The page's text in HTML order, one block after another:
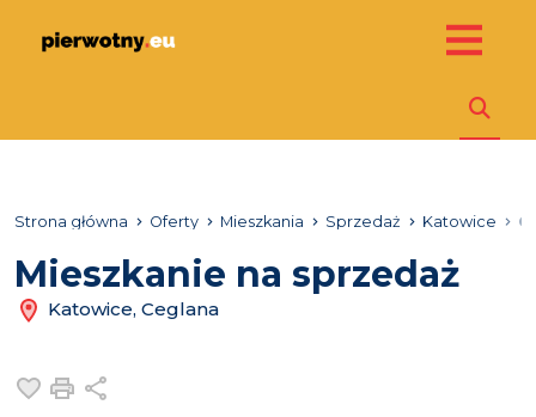
Strona główna Oferty Mieszkania Sprzedaż Katowice
Mieszkanie na sprzedaż
Katowice, Ceglana
Dodaj do ulubionych
Drukuj